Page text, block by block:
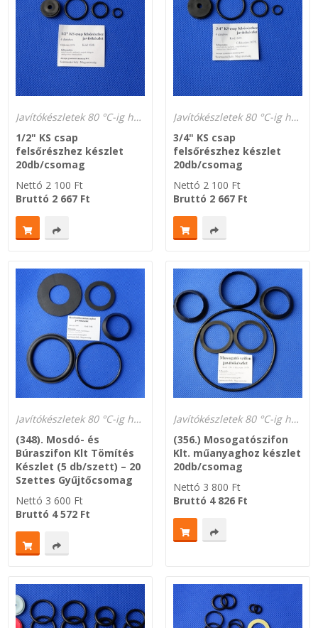
Javítókészletek 80 °C-ig hőálló és gázálló
1/2" KS csap
felsőrészhez készlet
20db/csomag
Nettó 2 100 Ft
Bruttó 2 667 Ft
Javítókészletek 80 °C-ig hőálló és gázálló
3/4" KS csap
felsőrészhez készlet
20db/csomag
Nettó 2 100 Ft
Bruttó 2 667Ft
Javítókészletek 80 °C-ig hőálló és gázálló
(348). Mosdó- és
Búraszifon Klt Tömítés
Készlet (5 db/szett) – 20
Szettes Gyűjtőcsomag
Nettó 3 600 Ft
Bruttó 4 572 Ft
Javítókészletek 80 °C-ig hőálló és gázálló
(356.) Mosogatószifon
Klt. műanyaghoz készlet
20db/csomag
Nettó 3 800 Ft
Bruttó 4 826Ft